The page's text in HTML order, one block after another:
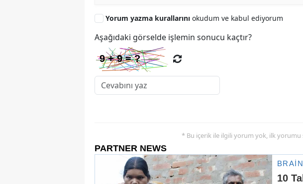
Yorum yazma kurallarını okudum ve kabul ediyorum
Aşağıdaki görselde işlemin sonucu kaçtır?
* Bu içerik ile ilgili yorum yok, ilk yorumu